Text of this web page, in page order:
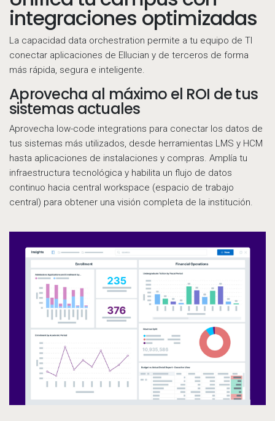
integraciones optimizadas
La capacidad data orchestration permite a tu equipo de TI
conectar aplicaciones de Ellucian y de terceros de forma
más rápida, segura e inteligente.
Aprovecha al máximo el ROI de tus
sistemas actuales
Aprovecha low-code integrations para conectar los datos de
tus sistemas más utilizados, desde herramientas LMS y HCM
hasta aplicaciones de instalaciones y compras. Amplía tu
infraestructura tecnológica y habilita un flujo de datos
continuo hacia central workspace (espacio de trabajo
central) para obtener una visión completa de la institución.